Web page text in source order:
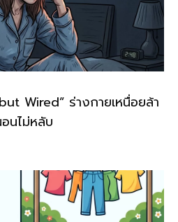
Wired” ร่างกายเหนื่อยล้า
นไม่หลับ